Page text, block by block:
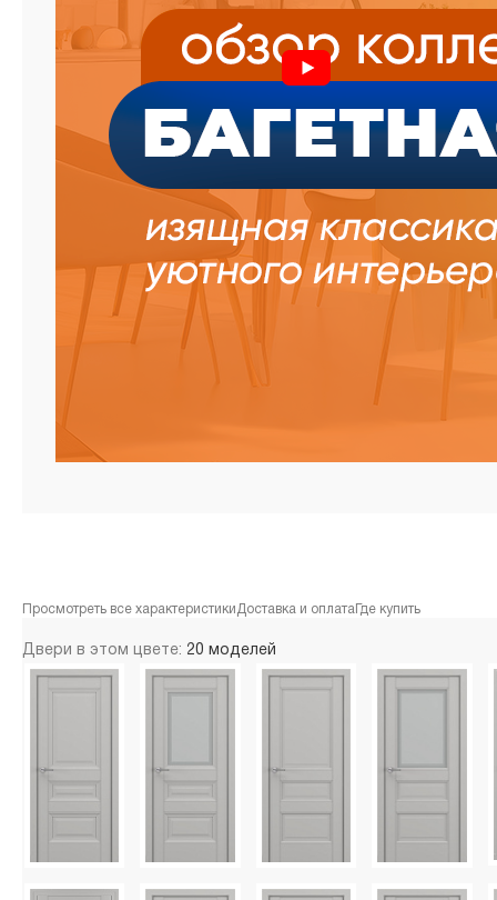
Просмотреть все характеристики Доставка и оплата Где купить
Двери в этом цвете: 20 моделей